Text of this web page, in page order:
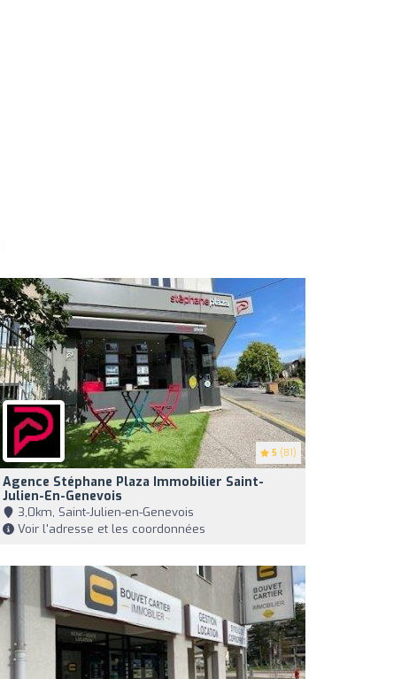
5 (81)
Agence Stéphane Plaza Immobilier Saint-
Julien-En-Genevois
3,0km, Saint-Julien-en-Genevois
Voir l'adresse et les coordonnées